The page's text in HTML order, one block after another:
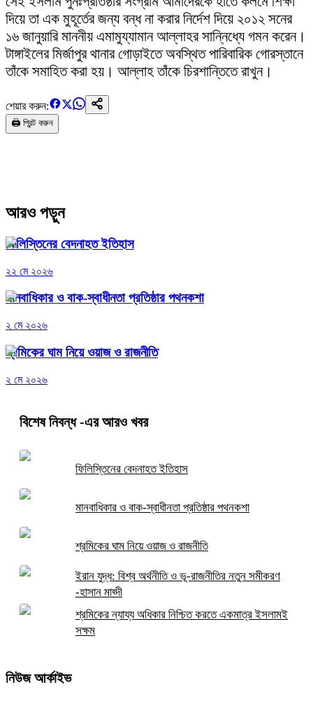
দিয়ে তা এক মুহূর্তের জন্য বন্ধ না করার নির্দেশ দিয়ে ২০১২ সনের
১৬ জানুয়ারি মাননীয় এমামুয্যামান আল্লাহর সান্নিধ্যে গমন করেন।
টাঙ্গাইলের মির্জাপুর থানার গোড়াইতে অবস্থিত পারিবারিক গোরস্তানে
তাঁকে সমাহিত করা হয়। আল্লাহ তাঁকে চিরশান্তিতে রাখুন।
শেয়ার করুন:
🖨️ প্রিন্ট করুন
আরও পড়ুন
ফিলিস্তিনের বেদনাহত ইতিহাস
২২ মে ২০২৬
মানবাধিকার ও বাক-স্বাধীনতা প্রতিষ্ঠার পথনকশা
২ মে ২০২৬
শ্রমিকের ঘাম নিয়ে ওয়াজ ও রাজনীতি
২ মে ২০২৬
বিশেষ নিবন্ধ-এর আরও খবর
ফিলিস্তিনের বেদনাহত ইতিহাস
মানবাধিকার ও বাক-স্বাধীনতা প্রতিষ্ঠার পথনকশা
শ্রমিকের ঘাম নিয়ে ওয়াজ ও রাজনীতি
ইরান যুদ্ধ: বিশ্ব অর্থনীতি ও ভূ-রাজনীতির নতুন সমীকরণ
-হাসান মাহ্দী
শ্রমিকের ন্যায্য অধিকার নিশ্চিত করতে একমাত্র ইসলামই
সক্ষম
নিউজ আর্কাইভ